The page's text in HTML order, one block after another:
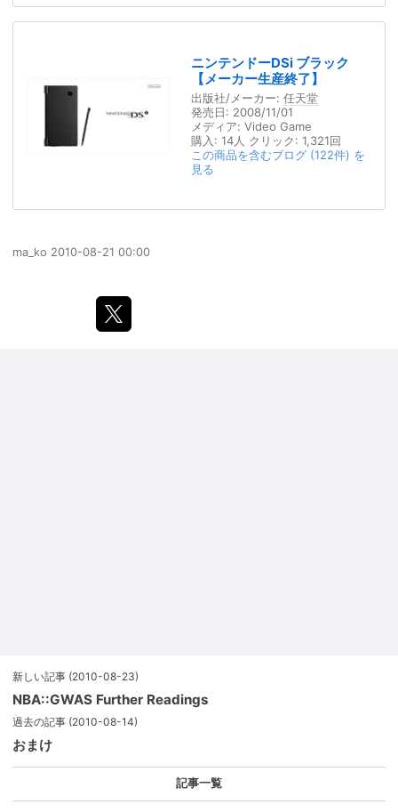
ニンテンドーDSi ブラック
【メーカー生産終了】
出版社/メーカー: 任天堂
発売日: 2008/11/01
メディア: Video Game
購入: 14人 クリック: 1,321回
この商品を含むブログ (122件) を
見る
ma_ko 2010-08-21 00:00
新しい記事 (2010-08-23)
NBA::GWAS Further Readings
過去の記事 (2010-08-14)
おまけ
記事一覧